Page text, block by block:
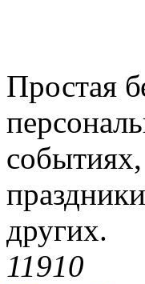
Простая
других.
11910